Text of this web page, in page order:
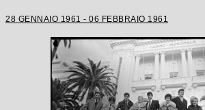
28 GENNAIO 1961 - 06 FEBBRAIO 1961